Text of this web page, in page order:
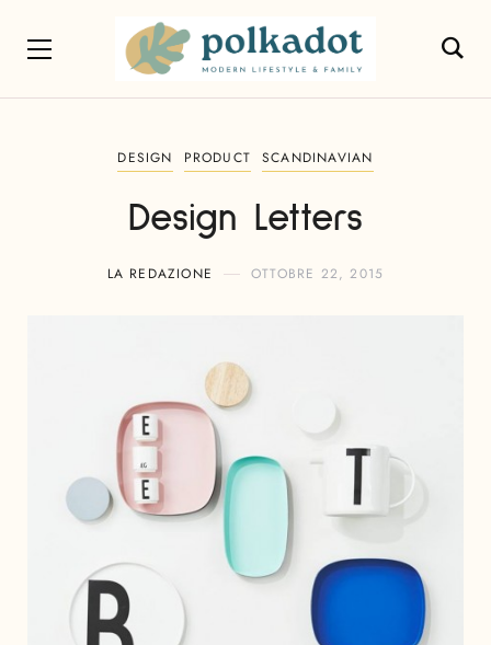
DESIGN PRODUCT SCANDINAVIAN
Design Letters
LA REDAZIONE OTTOBRE 22, 2015